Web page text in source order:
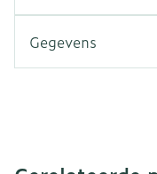
Gegevens